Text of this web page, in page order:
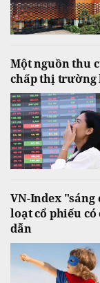
Một nguồn thu
chấp thị trường
VN-Index "sáng
loạt cổ phiếu
dẫn